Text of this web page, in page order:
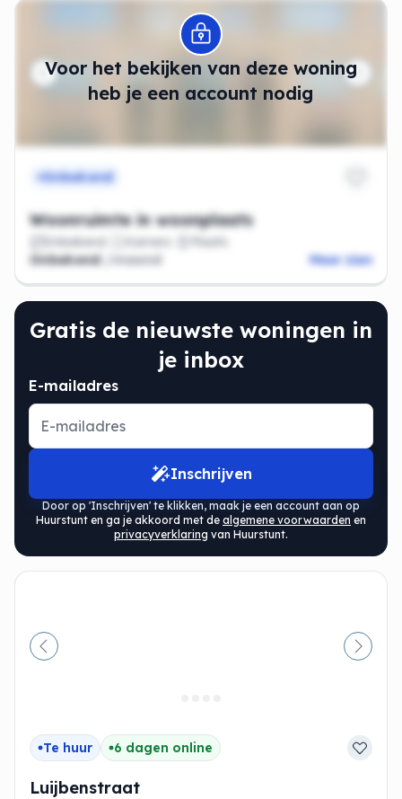
Voor het bekijken van deze woning
heb je een account nodig
Modal openen
Onbekend
Woonruimte in woonplaats
Onbekend Kamers
Plaats
Onbekend
/maand Meer zien
Gratis de nieuwste woningen in
je inbox
E-mailadres
Inschrijven
Door op 'Inschrijven' te klikken, maak je een account aan op
Huurstunt en ga je akkoord met de algemene voorwaarden en
privacyverklaring van Huurstunt.
Vorige
Te huur 6 dagen online
Luijbenstraat